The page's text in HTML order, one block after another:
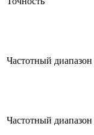
Частотный диапазон
Частотный диапазон